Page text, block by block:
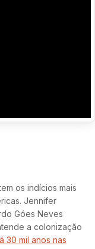
os indícios mais
Jennifer
Góes Neves
a colonização
30 mil anos nas